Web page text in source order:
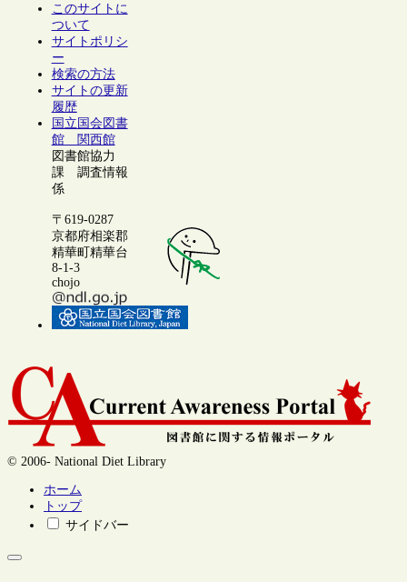
このサイトに
ついて
サイトポリシ
ー
検索の方法
サイトの更新
履歴
国立国会図書
館 関西館
図書館協力
課 調査情報
係
〒619-0287
京都府相楽郡
精華町精華台
8-1-3
chojo
© 2006- National Diet Library
ホーム
トップ
サイドバー